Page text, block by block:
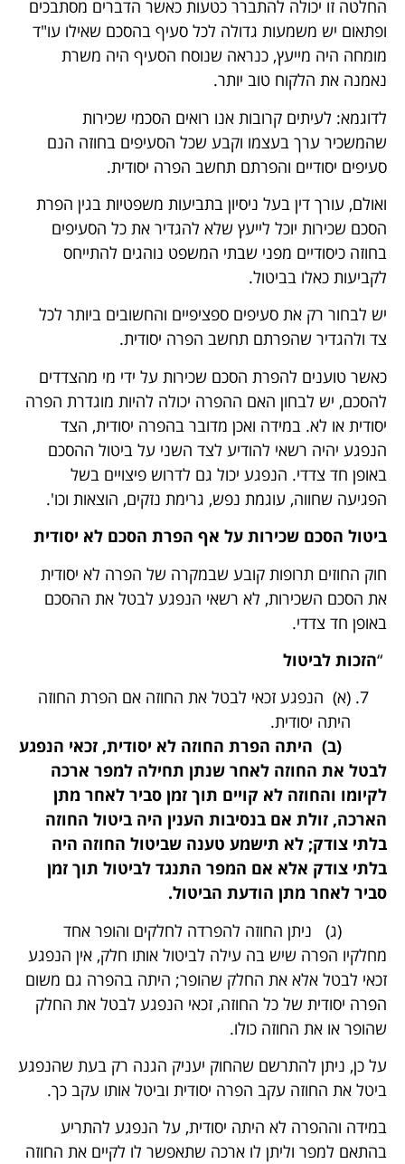
החלטה זו יכולה להתברר כטעות כאשר הדברים מסתבכים
ופתאום יש משמעות גדולה לכל סעיף בהסכם שאילו עו"ד
מומחה היה מייעץ, כנראה שנוסח הסעיף היה משרת
נאמנה את הלקוח טוב יותר.
לדוגמא: לעיתים קרובות אנו רואים הסכמי שכירות
שהמשכיר ערך בעצמו וקבע שכל הסעיפים בחוזה הנם
סעיפים יסודיים והפרתם תחשב הפרה יסודית.
ואולם, עורך דין בעל ניסיון בתביעות משפטיות בגין הפרת
הסכם שכירות יוכל לייעץ שלא להגדיר את כל הסעיפים
בחוזה כיסודיים מפני שבתי המשפט נוהגים להתייחס
לקביעות כאלו בביטול.
יש לבחור רק את סעיפים ספציפיים והחשובים ביותר לכל
צד ולהגדיר שהפרתם תחשב הפרה יסודית.
כאשר טוענים להפרת הסכם שכירות על ידי מי מהצדדים
להסכם, יש לבחון האם ההפרה יכולה להיות מוגדרת הפרה
יסודית או לא. במידה ואכן מדובר בהפרה יסודית, הצד
הנפגע יהיה רשאי להודיע לצד השני על ביטול ההסכם
באופן חד צדדי. הנפגע יכול גם לדרוש פיצויים בשל
הפגיעה שחווה, עוגמת נפש, גרימת נזקים, הוצאות וכו'.
ביטול הסכם שכירות על אף הפרת הסכם לא יסודית
חוק החוזים תרופות קובע שבמקרה של הפרה לא יסודית
את הסכם השכירות, לא רשאי הנפגע לבטל את ההסכם
באופן חד צדדי.
“הזכות לביטול
(א) הנפגע זכאי לבטל את החוזה אם הפרת החוזה
היתה יסודית.
(ב) היתה הפרת החוזה לא יסודית, זכאי הנפגע
לבטל את החוזה לאחר שנתן תחילה למפר ארכה
לקיומו והחוזה לא קויים תוך זמן סביר לאחר מתן
הארכה, זולת אם בנסיבות הענין היה ביטול החוזה
בלתי צודק; לא תישמע טענה שביטול החוזה היה
בלתי צודק אלא אם המפר התנגד לביטול תוך זמן
סביר לאחר מתן הודעת הביטול.
(ג) ניתן החוזה להפרדה לחלקים והופר אחד
מחלקיו הפרה שיש בה עילה לביטול אותו חלק, אין הנפגע
זכאי לבטל אלא את החלק שהופר; היתה בהפרה גם משום
הפרה יסודית של כל החוזה, זכאי הנפגע לבטל את החלק
שהופר או את החוזה כולו.
על כן, ניתן להתרשם שהחוק יעניק הגנה רק בעת שהנפגע
ביטל את החוזה עקב הפרה יסודית וביטל אותו עקב כך.
במידה וההפרה לא היתה יסודית, על הנפגע להתריע
בהתאם למפר וליתן לו ארכה שתאפשר לו לקיים את החוזה